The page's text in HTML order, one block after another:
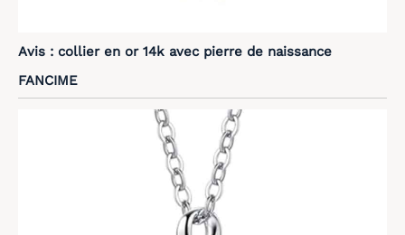
Avis : collier en or 14k avec pierre de naissance
FANCIME